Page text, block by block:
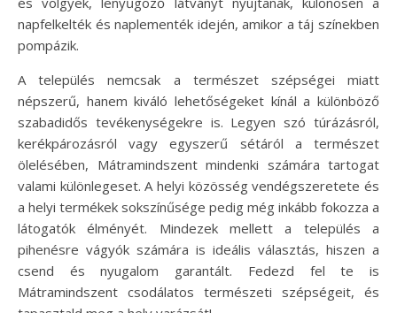
napfelkelték és naplementék idején, amikor a táj színekben
pompázik.
A település nemcsak a természet szépségei miatt
népszerű, hanem kiváló lehetőségeket kínál a különböző
szabadidős tevékenységekre is. Legyen szó túrázásról,
kerékpározásról vagy egyszerű sétáról a természet
ölelésében, Mátramindszent mindenki számára tartogat
valami különlegeset. A helyi közösség vendégszeretete és
a helyi termékek sokszínűsége pedig még inkább fokozza a
látogatók élményét. Mindezek mellett a település a
pihenésre vágyók számára is ideális választás, hiszen a
csend és nyugalom garantált. Fedezd fel te is
Mátramindszent csodálatos természeti szépségeit, és